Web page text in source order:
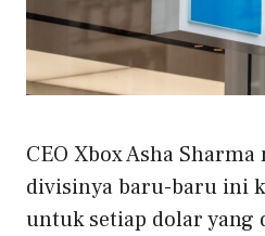
CEO Xbox Asha
divisinya baru-baru ini
untuk setiap dolar yang